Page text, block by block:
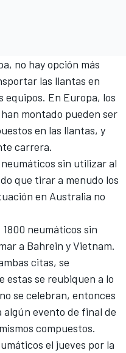
no hay opción más
las llantas en
equipos. En Europa, los
montado pueden ser
en las llantas, y
carrera.
sin utilizar al
que tirar a menudo los
en Australia no
neumáticos sin
a Bahrein y Vietnam.
citas, se
estas se reubiquen a lo
se celebran, entonces
evento de final de
compuestos.
el jueves por la